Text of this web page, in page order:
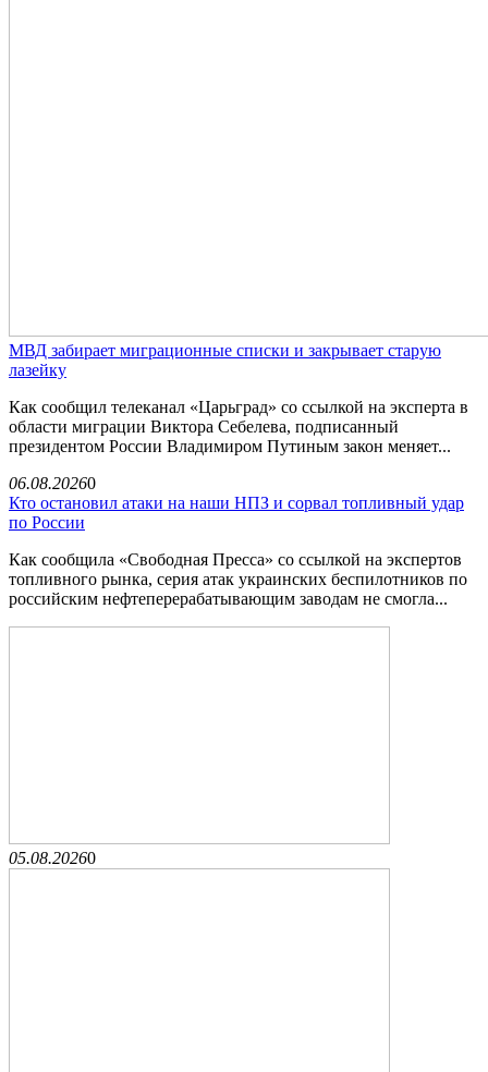
МВД забирает миграционные списки и закрывает старую
лазейку
Как сообщил телеканал «Царьград» со ссылкой на эксперта в
области миграции Виктора Себелева, подписанный
президентом России Владимиром Путиным закон меняет...
06.08.20260
Кто остановил атаки на наши НПЗ и сорвал топливный удар
по России
Как сообщила «Свободная Пресса» со ссылкой на экспертов
топливного рынка, серия атак украинских беспилотников по
российским нефтеперерабатывающим заводам не смогла...
05.08.20260